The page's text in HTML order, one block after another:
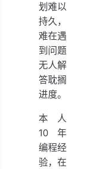
划难以
持久，
难在遇
到问题
无人解
答耽搁
进度。
本人
10年
编程经
验，在